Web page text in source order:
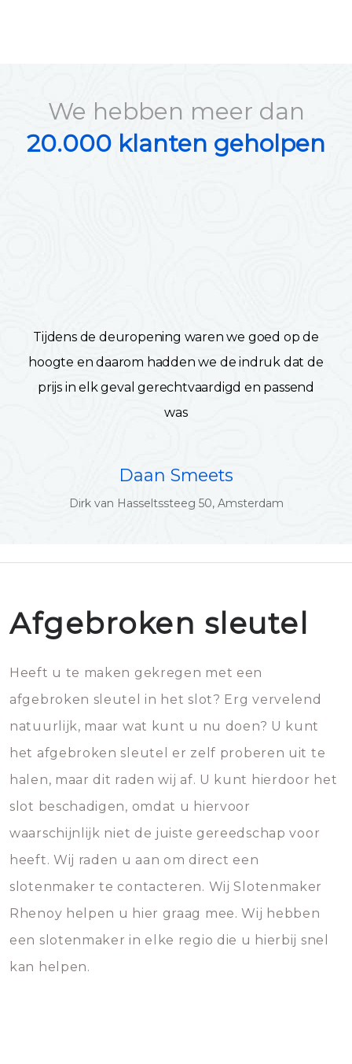
We hebben meer dan
20.000 klanten geholpen
Tijdens de deuropening waren we goed op de
hoogte en daarom hadden we de indruk dat de
prijs in elk geval gerechtvaardigd en passend
was
Daan Smeets
Dirk van Hasseltssteeg 50, Amsterdam
Afgebroken sleutel
Heeft u te maken gekregen met een
afgebroken sleutel in het slot? Erg vervelend
natuurlijk, maar wat kunt u nu doen? U kunt
het afgebroken sleutel er zelf proberen uit te
halen, maar dit raden wij af. U kunt hierdoor het
slot beschadigen, omdat u hiervoor
waarschijnlijk niet de juiste gereedschap voor
heeft. Wij raden u aan om direct een
slotenmaker te contacteren. Wij Slotenmaker
Rhenoy helpen u hier graag mee. Wij hebben
een slotenmaker in elke regio die u hierbij snel
kan helpen.